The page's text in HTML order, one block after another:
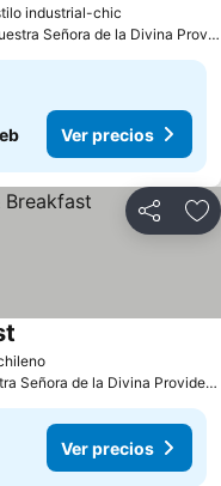
industrial-chic
a 1.6 km de: Nuestra Señora de la Divina Providencia
Ver precios
Compartir
a 1.0 km de: Nuestra Señora de la Divina Providencia
Ver precios